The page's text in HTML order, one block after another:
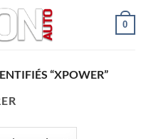
0
“XPOWER”